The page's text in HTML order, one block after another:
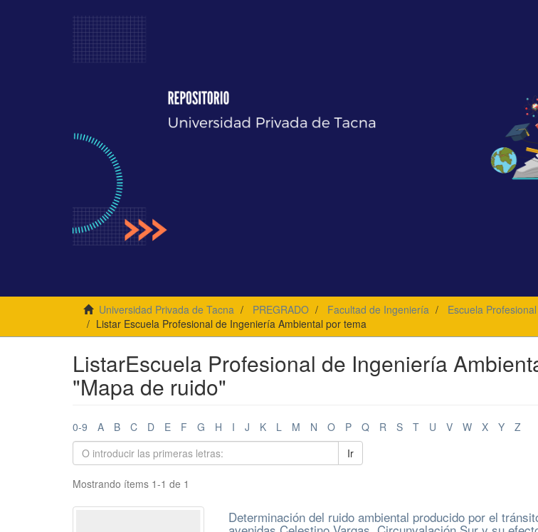
Universidad Privada de Tacna PREGRADO Facultad de Ingeniería
Escuela
Listar Escuela Profesional de Ingeniería Ambiental por tema
ListarEscuela Profesional de Ingeniería
"Mapa de ruido"
0-9 A B C D E F G H I J K L M N O P Q R S T U V W X Y
Z
Ir
Mostrando ítems 1-1 de 1
Determinación del ruido ambiental producido por el